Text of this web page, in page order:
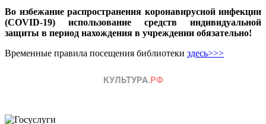
Во избежание распространения коронавирусной инфекции
(COVID-19) использование средств индивидуальной
защиты в период нахождения в учреждении обязательно!
Временные правила посещения библиотеки здесь>>>